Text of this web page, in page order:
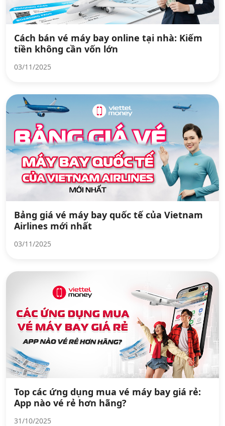
Cách bán vé máy bay online tại nhà: Kiếm
tiền không cần vốn lớn
03/11/2025
Bảng giá vé máy bay quốc tế của Vietnam
Airlines mới nhất
03/11/2025
Top các ứng dụng mua vé máy bay giá rẻ:
App nào vé rẻ hơn hãng?
31/10/2025